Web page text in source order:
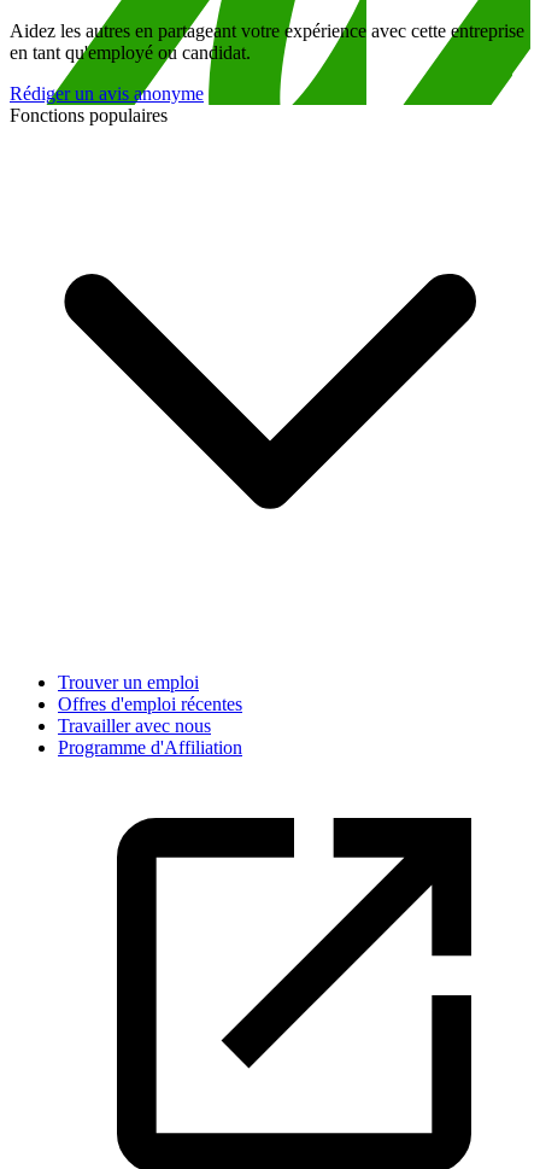
Aidez les autres en partageant votre expérience avec cette entreprise
en tant qu'employé ou candidat.
Rédiger un avis anonyme
Fonctions populaires
Trouver un emploi
Offres d'emploi récentes
Travailler avec nous
Programme d'Affiliation